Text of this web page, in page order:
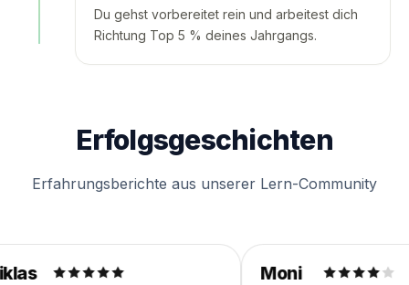
Du gehst vorbereitet rein und arbeitest dich
Richtung Top 5 % deines Jahrgangs.
Erfolgsgeschichten
Erfahrungsberichte aus unserer Lern-Community
Moni